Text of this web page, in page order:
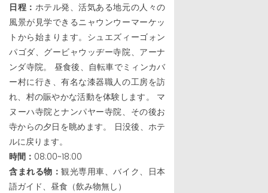
日程： ホテル発、活気ある地元の人々の
風景が見学できるニャウンウーマーケッ
トから始まります。シュエズィーゴォン
パゴダ、グービャウッヂー寺院、アーナ
ンダ寺院。 昼食後、自転車でミィンカバ
ー村に行き、有名な漆器職人の工房を訪
れ、村の賑やかな活動を体験します。 マ
ヌーハ寺院とナンパヤー寺院、その後お
寺からの夕日を眺めます。 日没後、ホテ
ルに戻ります。
時間： 08:00~18:00
含まれる物：観光専用車、バイク、日本
語ガイド、昼食（飲み物無し）